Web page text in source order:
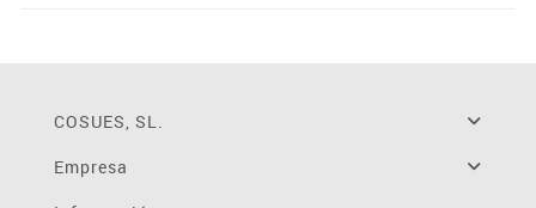
COSUES, SL.
Empresa